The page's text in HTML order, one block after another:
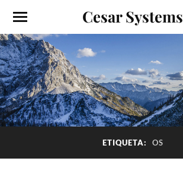
Cesar Systems
ETIQUETA: OS